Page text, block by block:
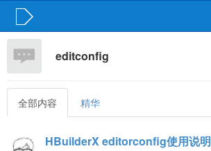
editconfig
全部内容 精华
HBuilderX editorconfig使用说明